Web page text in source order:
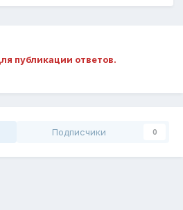
публикации ответов.
Подписчики 0